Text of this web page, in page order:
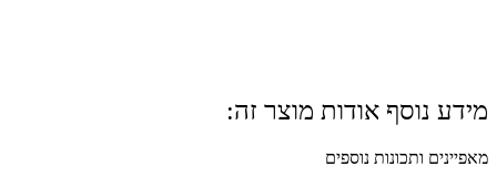
מידע נוסף אודות מוצר זה:
מאפיינים ותכונות נוספים